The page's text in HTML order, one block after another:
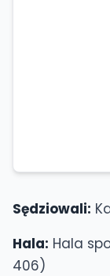
Sędziowali:
Hala: Hala
406)